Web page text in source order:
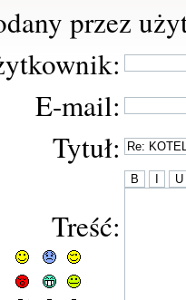
przez
E-mail:
Tytuł:
Treść: